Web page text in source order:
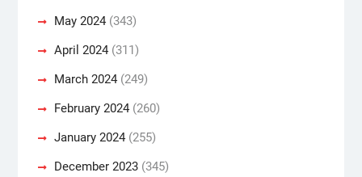
May 2024(343)
April 2024(311)
March 2024(249)
February 2024(260)
January 2024(255)
December 2023(345)